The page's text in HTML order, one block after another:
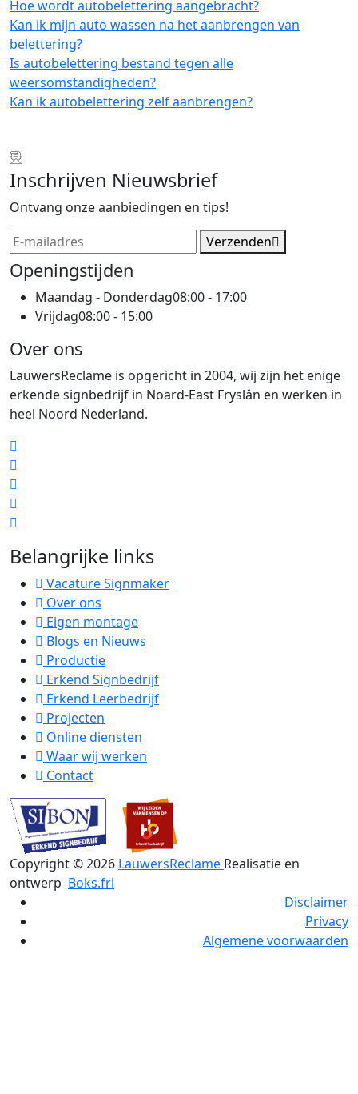
Hoe wordt autobelettering aangebracht?
Kan ik mijn auto wassen na het aanbrengen van
belettering?
Is autobelettering bestand tegen alle
weersomstandigheden?
Kan ik autobelettering zelf aanbrengen?
Inschrijven Nieuwsbrief
Ontvang onze aanbiedingen en tips!
Verzenden
Openingstijden
Maandag - Donderdag08:00 - 17:00
Vrijdag08:00 - 15:00
Over ons
LauwersReclame is opgericht in 2004, wij zijn het enige
erkende signbedrijf in Noard-East Fryslân en werken in
heel Noord Nederland.
Belangrijke links
Vacature Signmaker
Over ons
Eigen montage
Blogs en Nieuws
Productie
Erkend Signbedrijf
Erkend Leerbedrijf
Projecten
Online diensten
Waar wij werken
Contact
Copyright ©2026 LauwersReclame Realisatie en
ontwerp Boks.frl
Disclaimer
Privacy
Algemene voorwaarden